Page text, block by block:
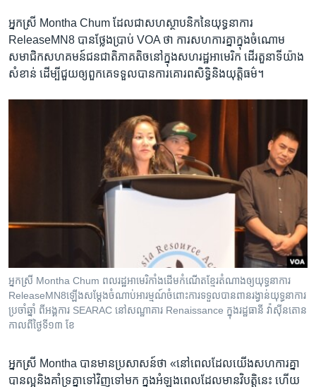
អ្នកស្រី Montha Chum ដែល​ជា​សហស្ថាបនិក​នៃ​យុទ្ធនាការ
ReleaseMN8 បាន​ថ្លែង​ប្រាប់ VOA ថា ការ​សហការ​គ្នា​ក្នុង​ចំណោម​
សមាជិក​សហគមន៍​ជនជាតិ​ភាគតិច​នៅ​ក្នុង​សហរដ្ឋអាមេរិក ដើរ​តួនាទី​យ៉ាង​
សំខាន់ ដើម្បី​ជួយ​ឲ្យ​ពួកគេ​ទទួល​បាន​ការ​គោរព​សិទ្ធិ​និង​យុត្តិធម៌។
អ្នកស្រី Montha Chum ពលរដ្ឋ​អាមេរិកាំង​ដើម​កំណើត​ខ្មែរ​តំណាង​ឲ្យ​យុទ្ធនាការ
ReleaseMN8ឡើង​សម្តែង​ចំណាប់​អារម្មណ៍​ចំពោះ​ការ​ទទួល​បាន​ពានរង្វាន់​យុទ្ធនាការ​
ប្រចាំឆ្នាំ ពី​អង្គការ SEARAC នៅ​សណ្ឋាគារ Renaissance ក្នុង​រដ្ឋធានី វ៉ាស៊ីនតោន
កាល​ពី​ថ្ងៃ​ទី​១៣ ខែ​
អ្នកស្រី Montha បាន​មាន​ប្រសាសន៍​ថា «នៅ​ពេល​ដែល​យើង​សហការ​គ្នា​
បាន​ល្អ​និង​គាំទ្រ​គ្នា​ទៅ​វិញ​ទៅ​មក ក្នុង​អំឡុងពេល​ដែល​មាន​វិបត្តិ​នេះ ហើយ​